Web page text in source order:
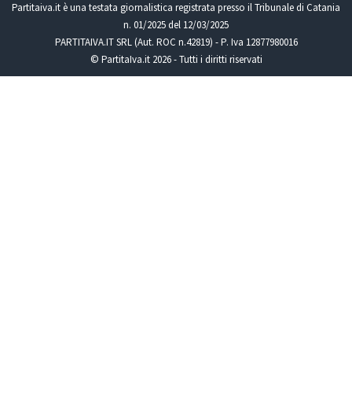
Partitaiva.it è una testata giornalistica registrata presso il Tribunale di Catania
n. 01/2025 del 12/03/2025
PARTITAIVA.IT SRL (Aut. ROC n.42819) - P. Iva 12877980016
© PartitaIva.it 2026 - Tutti i diritti riservati